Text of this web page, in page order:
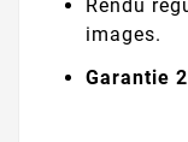
Rendu
images.
Garantie